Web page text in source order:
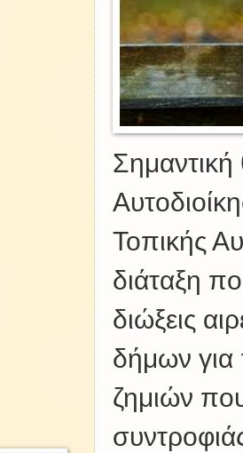
Σημαντική
Τοπικής
διάταξη
διώξεις
δήμων για
ζημιών